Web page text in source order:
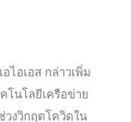
อเอส กล่าวเพิ่ม
โนโลยีเครือข่าย
วงวิกฤตโควิดใน